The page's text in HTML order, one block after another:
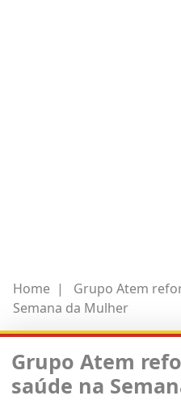
Home |
Grupo Atem
Semana da Mulher
Grupo Atem
saúde na